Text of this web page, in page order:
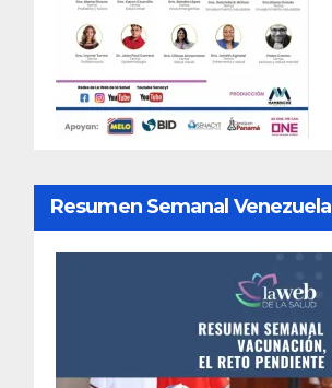
Resumen Semanal Venezuela